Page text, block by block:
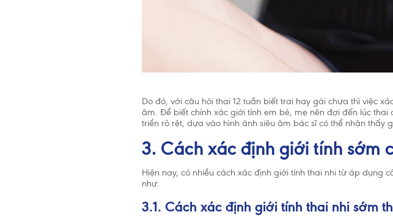
Do đó, với câu hỏi thai 12 tuần biết trai hay gái chưa thì việc
âm. Để biết chính xác giới tính em bé, mẹ nên đợi đến lúc
triển rõ rệt, dựa vào hình ảnh siêu âm bác sĩ có thể nhận thấy
3. Cách xác định giới tính sớm
Hiện nay, có nhiều cách xác định giới tính thai nhi từ áp
như:
3.1. Cách xác định giới tính thai nhi sớm